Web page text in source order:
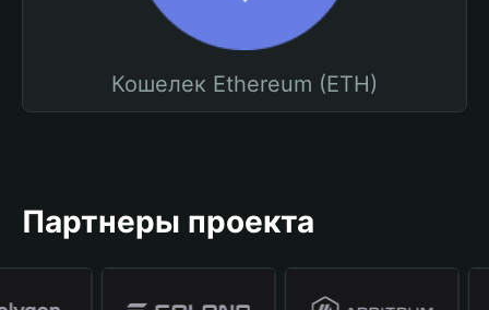
Кошелек Ethereum (ETH)
Партнеры проекта